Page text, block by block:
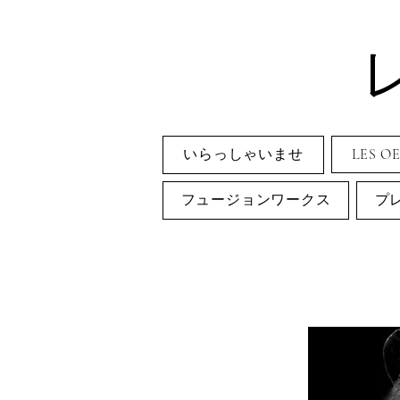
いらっしゃいませ LES
フュージョンワークス プ